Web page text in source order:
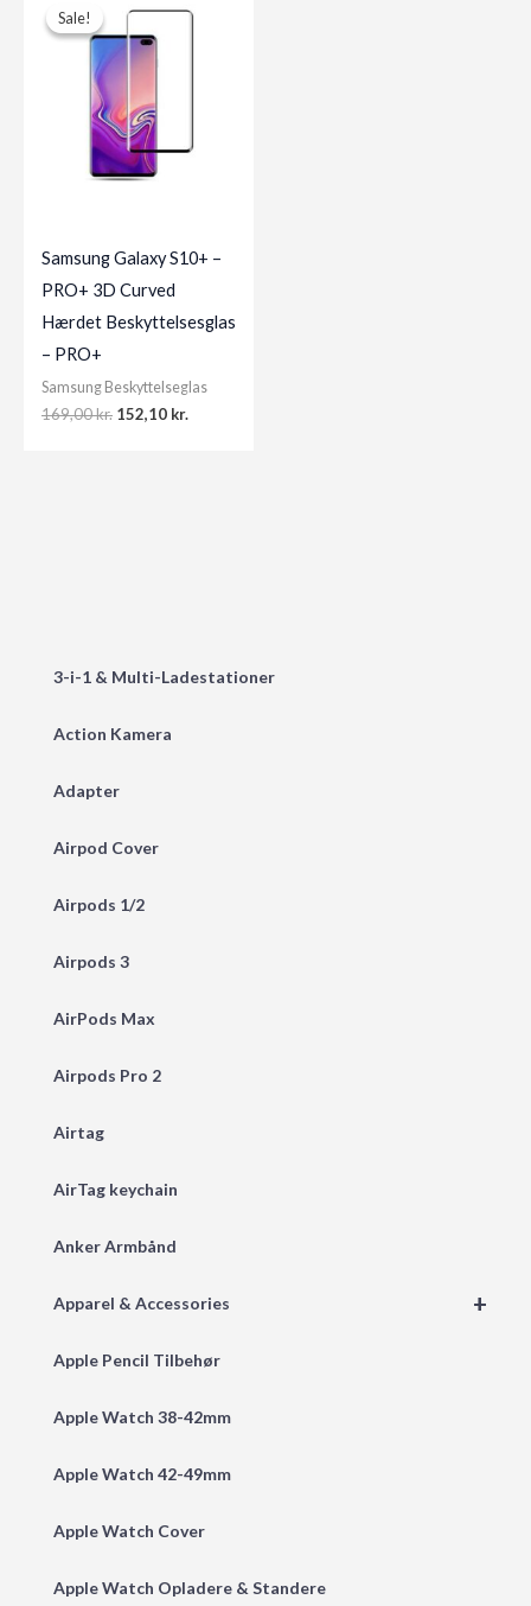
3-i-1 & Multi-Ladestationer
Action Kamera
Adapter
Airpod Cover
Airpods 1/2
Airpods 3
AirPods Max
Airpods Pro 2
Airtag
AirTag keychain
Anker Armbånd
+
Apparel & Accessories
Apple Pencil Tilbehør
Apple Watch 38-42mm
Apple Watch 42-49mm
Apple Watch Cover
Apple Watch Opladere & Standere
Sale!
Sale!
Samsung Galaxy S10+ –
PRO+ 3D Curved
Hærdet Beskyttelsesglas
– PRO+
Samsung Beskyttelseglas
169,00kr. Original
152,10 kr.